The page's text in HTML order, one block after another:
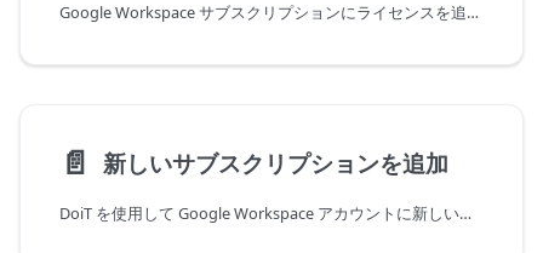
Google Workspace サブスクリプションにライセンスを追加します。
📄️ 新しいサブスクリプションを追加
DoiT を使用して Google Workspace アカウントに新しいサブスクリプションを追加